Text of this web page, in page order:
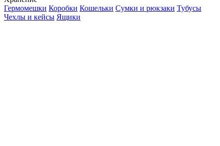
Гермомешки Коробки Кошельки Сумки и рюкзаки Тубусы
Чехлы и кейсы Ящики